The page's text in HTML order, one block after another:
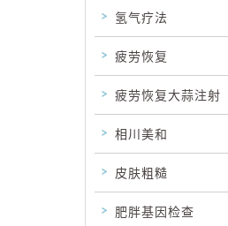
氢气疗法
疲劳恢复
疲劳恢复大蒜注射
相川美和
皮肤粗糙
肥胖基因检查